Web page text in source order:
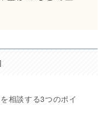
相談する3つのポイ